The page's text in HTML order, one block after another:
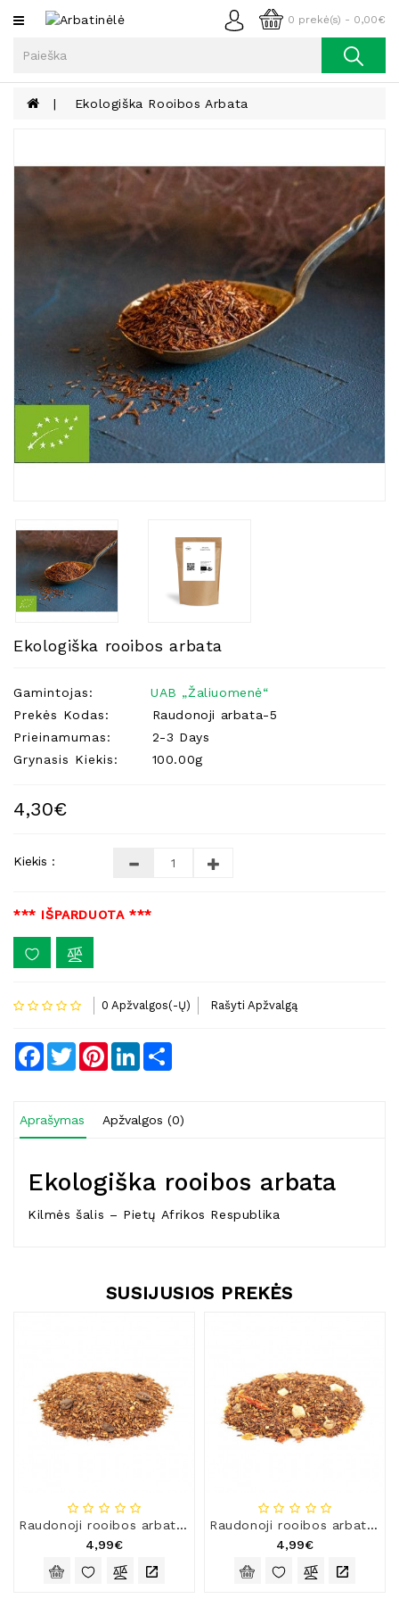
0 prekė(s) - 0,00€
Kategorijos
Kava
Aliejus
Grožiui
Becukriai
Saldėsiai
Gurmanams
Natūralios
Žvakės
Namų
Aliejai
Kosmetika
Higienos
Priemonės
Kūdikiams
Reikalai
Indai
Ekologiška Rooibos Arbata
Ekologiška rooibos arbata
Gamintojas:
UAB „Žaliuomenė“
Prekės Kodas:
Raudonoji arbata-5
Prieinamumas:
2-3 Days
Grynasis Kiekis:
100.00g
4,30€
Kiekis :
*** IŠPARDUOTA ***
0 Apžvalgos(-Ų) Rašyti Apžvalgą
Facebook
TwitterPinterestLinkedIn
Aprašymas Apžvalgos (0)
Ekologiška rooibos arbata
Kilmės šalis – Pietų Afrikos Respublika
SUSIJUSIOS PREKĖS
Raudonoji rooibos arbata „Mocca cream“
4,99€
Raudonoji rooibos arbata su šaltalankiais
4,99€